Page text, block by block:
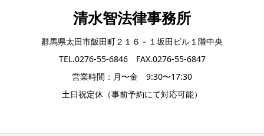
清水智法律事務所
群馬県太田市飯田町２１６－１坂田ビル１階中央
TEL.0276-55-6846 FAX.0276-55-6847
営業時間：月〜金 9:30〜17:30
土日祝定休（事前予約にて対応可能）